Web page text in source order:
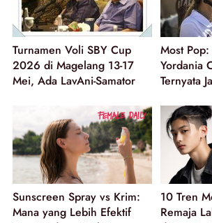
Turnamen Voli SBY Cup
2026 di Magelang 13-17
Mei, Ada LavAni-Samator
Most
Yordania
Ternyata
Sunscreen Spray vs Krim:
Mana yang Lebih Efektif
10 Tren
Remaja